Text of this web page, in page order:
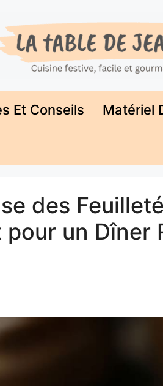
Et Conseils Matériel
des
un Dîner